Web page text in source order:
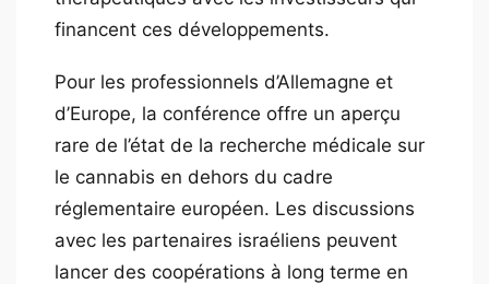
financent ces développements.
Pour les professionnels d’Allemagne et
d’Europe, la conférence offre un aperçu
rare de l’état de la recherche médicale sur
le cannabis en dehors du cadre
réglementaire européen. Les discussions
avec les partenaires israéliens peuvent
lancer des coopérations à long terme en